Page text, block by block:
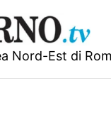
Nord-Est di